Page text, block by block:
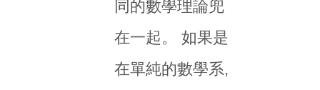
同的數學理論兜
在一起。 如果是
在單純的數學系,